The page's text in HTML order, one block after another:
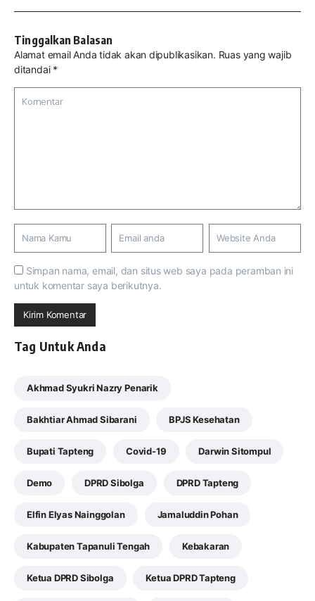
Tinggalkan Balasan
Alamat email Anda tidak akan dipublikasikan. Ruas yang wajib
ditandai *
Simpan nama, email, dan situs web saya pada peramban ini
untuk komentar saya berikutnya.
Tag Untuk Anda
Akhmad Syukri Nazry Penarik
Bakhtiar Ahmad Sibarani BPJS Kesehatan
Bupati Tapteng Covid-19 Darwin Sitompul
Demo DPRD Sibolga DPRD Tapteng
Elfin Elyas Nainggolan Jamaluddin Pohan
Kabupaten Tapanuli Tengah Kebakaran
Ketua DPRD Sibolga Ketua DPRD Tapteng